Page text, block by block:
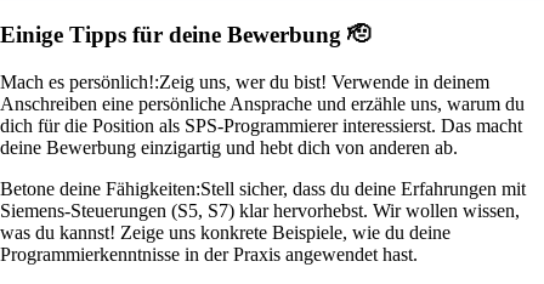
Einige Tipps für deine Bewerbung 🫡
Mach es persönlich!:Zeig uns, wer du bist! Verwende in deinem
Anschreiben eine persönliche Ansprache und erzähle uns, warum du
dich für die Position als SPS-Programmierer interessierst. Das macht
deine Bewerbung einzigartig und hebt dich von anderen ab.
Betone deine Fähigkeiten:Stell sicher, dass du deine Erfahrungen mit
Siemens-Steuerungen (S5, S7) klar hervorhebst. Wir wollen wissen,
was du kannst! Zeige uns konkrete Beispiele, wie du deine
Programmierkenntnisse in der Praxis angewendet hast.